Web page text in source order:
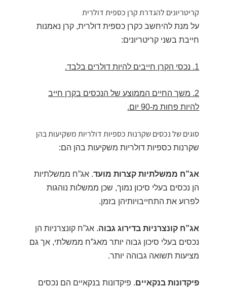
קריטריונים להגדרת קרן כספית דולרית
על מנת להיחשב כקרן כספית דולרית, קרן נאמנות
חייבת בשני קריטריונים:
1. נכסי הקרן חייבים להיות דולרים בלבד.
2. משך החיים הממוצע של הנכסים בקרן חייב
להיות פחות מ-90 יום.
סוגים של נכסים שקרנות כספיות דולריות משקיעות בהן
שקרנות כספיות דולריות משקיעות בהן הם:
אג”ח ממשלתיות קצרות מועד. אג”ח ממשלתיות
הן נכסים בעלי סיכון נמוך, שכן ממשלות נוהגות
לפרוע את התחייבויותיהן בזמן.
אג”ח קונצרניות בדירוג גבוה. אג”ח קונצרניות הן
נכסים בעלי סיכון גבוה יותר מאג”ח ממשלתי, אך גם
מציעות תשואה גבוהה יותר.
פיקדונות בנקאיים. פיקדונות בנקאיים הם נכסים